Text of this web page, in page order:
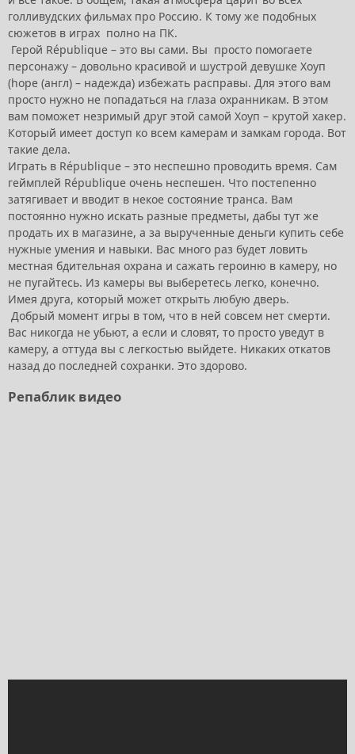
голливудских фильмах про Россию. К тому же подобных
сюжетов в играх полно на ПК.
Герой République – это вы сами. Вы просто помогаете
персонажу – довольно красивой и шустрой девушке Хоуп
(hope (англ) – надежда) избежать расправы. Для этого вам
просто нужно не попадаться на глаза охранникам. В этом
вам поможет незримый друг этой самой Хоуп – крутой хакер.
Который имеет доступ ко всем камерам и замкам города. Вот
такие дела.
Играть в République – это неспешно проводить время. Сам
геймплей République очень неспешен. Что постепенно
затягивает и вводит в некое состояние транса. Вам
постоянно нужно искать разные предметы, дабы тут же
продать их в магазине, а за вырученные деньги купить себе
нужные умения и навыки. Вас много раз будет ловить
местная бдительная охрана и сажать героиню в камеру, но
не пугайтесь. Из камеры вы выберетесь легко, конечно.
Имея друга, который может открыть любую дверь.
Добрый момент игры в том, что в ней совсем нет смерти.
Вас никогда не убьют, а если и словят, то просто уведут в
камеру, а оттуда вы с легкостью выйдете. Никаких откатов
назад до последней сохранки. Это здорово.
Репаблик видео